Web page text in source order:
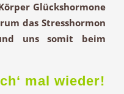
Glückshormone
das Stresshormon
uns somit beim
mal wieder!